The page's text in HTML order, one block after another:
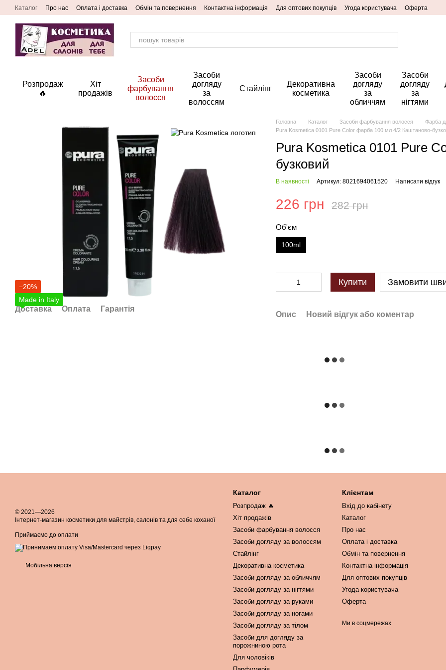
Перейти до основного контенту
Каталог Про нас Оплата і доставка Обмін та повернення Контактна інформація Для оптових покупців Угода користувача Оферта
Розпродаж
🔥
Хіт
продажів
Засоби
фарбування
волосся
Засоби
догляду
за
волоссям
Стайлінг
Декоративна
косметика
Засоби
догляду
за
обличчям
Засоби
догляду
за
нігтями
−20%
Made in Italy
Доставка Оплата Гарантія
Головна Каталог Засоби фарбування волосся
Фарба
Pura Kosmetica 0101 Pure Color фарба 100 мл 4/2 Каштаново-
Pura Kosmetica 0101 Pure
бузковий
В наявності Артикул: 8021694061520 Написати відгук
226 грн 282 грн
Об'єм
100ml
Купити Замовити
Опис Новий відгук або коментар
© 2021—2026
Інтернет-магазин косметики для майстрів, салонів та для себе коханої
Приймаємо до оплати
Мобільна версія
Каталог
Розпродаж 🔥
Хіт продажів
Засоби фарбування волосся
Засоби догляду за волоссям
Стайлінг
Декоративна косметика
Засоби догляду за обличчям
Засоби догляду за нігтями
Засоби догляду за руками
Засоби догляду за ногами
Засоби догляду за тілом
Засоби для догляду за
порожниною рота
Для чоловіків
Клієнтам
Вхід до кабінету
Каталог
Про нас
Оплата і доставка
Обмін та повернення
Контактна інформація
Для оптових покупців
Угода користувача
Оферта
Ми в соцмережах